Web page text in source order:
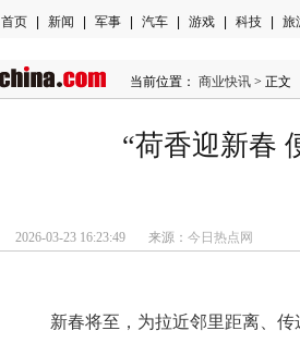
首页 新闻 军事 汽车 游戏 科技 旅
当前位置： 商业快讯 > 正文
“荷香迎新春
2026-03-23 16:23:49 来源： 今日热点网
新春将至，为拉近邻里距离、